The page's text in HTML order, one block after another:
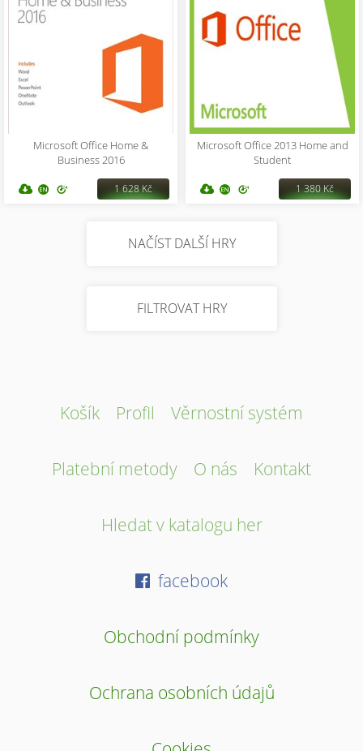
Microsoft Office Home &
Business 2016
1 628 Kč
Microsoft Office 2013 Home and
Student
1 380 Kč
NAČÍST DALŠÍ HRY
FILTROVAT HRY
Košík Profil Věrnostní systém
Platební metody O nás Kontakt
Hledat v katalogu her
facebook
Obchodní podmínky
Ochrana osobních údajů